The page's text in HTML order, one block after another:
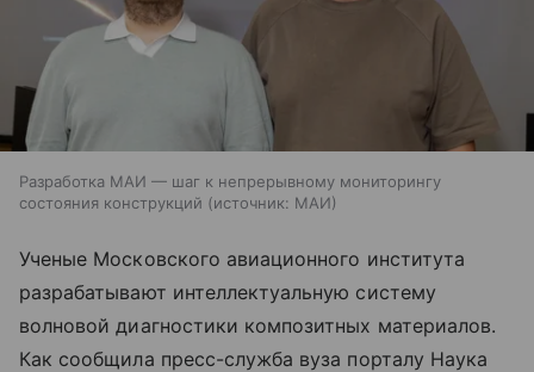
Разработка МАИ — шаг к непрерывному мониторингу
состояния конструкций
источник: МАИ
Ученые Московского авиационного института
разрабатывают интеллектуальную систему
волновой диагностики композитных материалов.
Как сообщила пресс-служба вуза порталу Наука